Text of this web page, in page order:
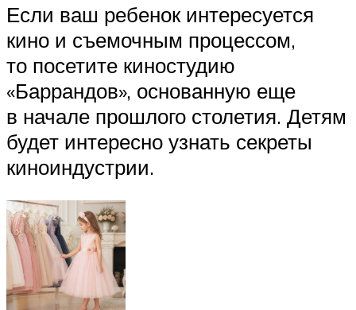
Если ваш ребенок интересуется
кино и съемочным процессом,
то посетите киностудию
«Баррандов», основанную еще
в начале прошлого столетия. Детям
будет интересно узнать секреты
киноиндустрии.